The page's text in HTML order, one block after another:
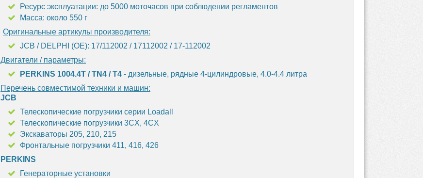
Ресурс эксплуатации: до 5000 моточасов при соблюдении регламентов
Масса: около 550 г
Оригинальные артикулы производителя:
JCB / DELPHI (OE): 17/112002 / 17112002 / 17-112002
Двигатели / параметры:
PERKINS 1004.4T / TN4 / T4 - дизельные, рядные 4-цилиндровые, 4.0-4.4 литра
Перечень совместимой техники и машин:
JCB
Телескопические погрузчики серии Loadall
Телескопические погрузчики 3CX, 4CX
Экскаваторы 205, 210, 215
Фронтальные погрузчики 411, 416, 426
PERKINS
Генераторные установки